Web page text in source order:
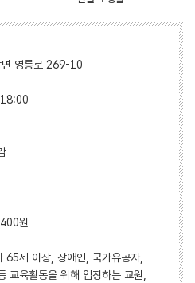
면 영릉로 269-10
원
세 이상, 장애인, 국가유공자,
교육활동을 위해 입장하는 교원,